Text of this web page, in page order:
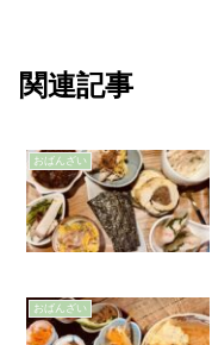
関連記事
おばんざい
おばんざい